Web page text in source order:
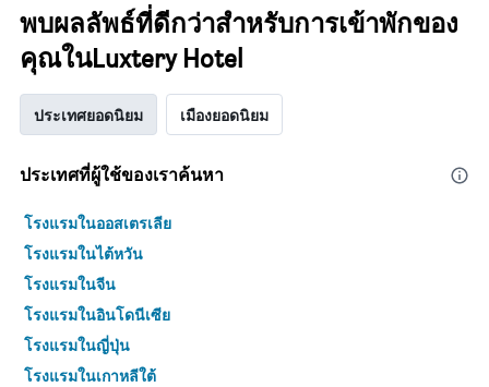
พบผลลัพธ์ที่ดีกว่าสำหรับการเข้าพักของ
คุณในLuxtery Hotel
ประเทศยอดนิยม เมืองยอดนิยม
ประเทศที่ผู้ใช้ของเราค้นหา
โรงแรมในออสเตรเลีย
โรงแรมในไต้หวัน
โรงแรมในจีน
โรงแรมในอินโดนีเซีย
โรงแรมในญี่ปุ่น
โรงแรมในเกาหลีใต้